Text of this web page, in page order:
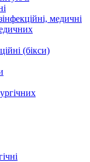
медичні
(бікси)